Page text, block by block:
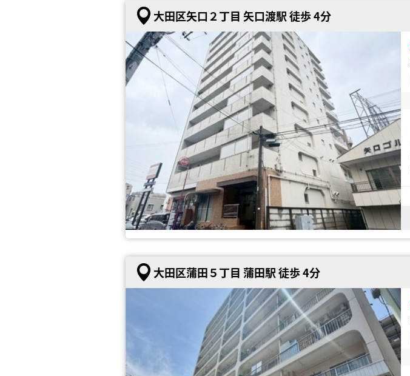
大田区矢口２丁目 矢口渡駅 徒歩 4分
大田区蒲田５丁目 蒲田駅 徒歩 4分